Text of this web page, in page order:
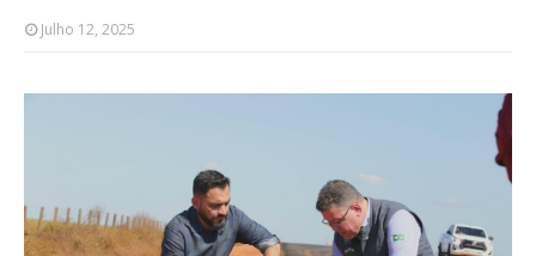
Julho 12, 2025